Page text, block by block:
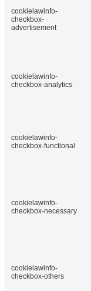
cookielawinfo-
checkbox-
advertisement
cookielawinfo-
checkbox-analytics
cookielawinfo-
checkbox-functional
cookielawinfo-
checkbox-necessary
cookielawinfo-
checkbox-others